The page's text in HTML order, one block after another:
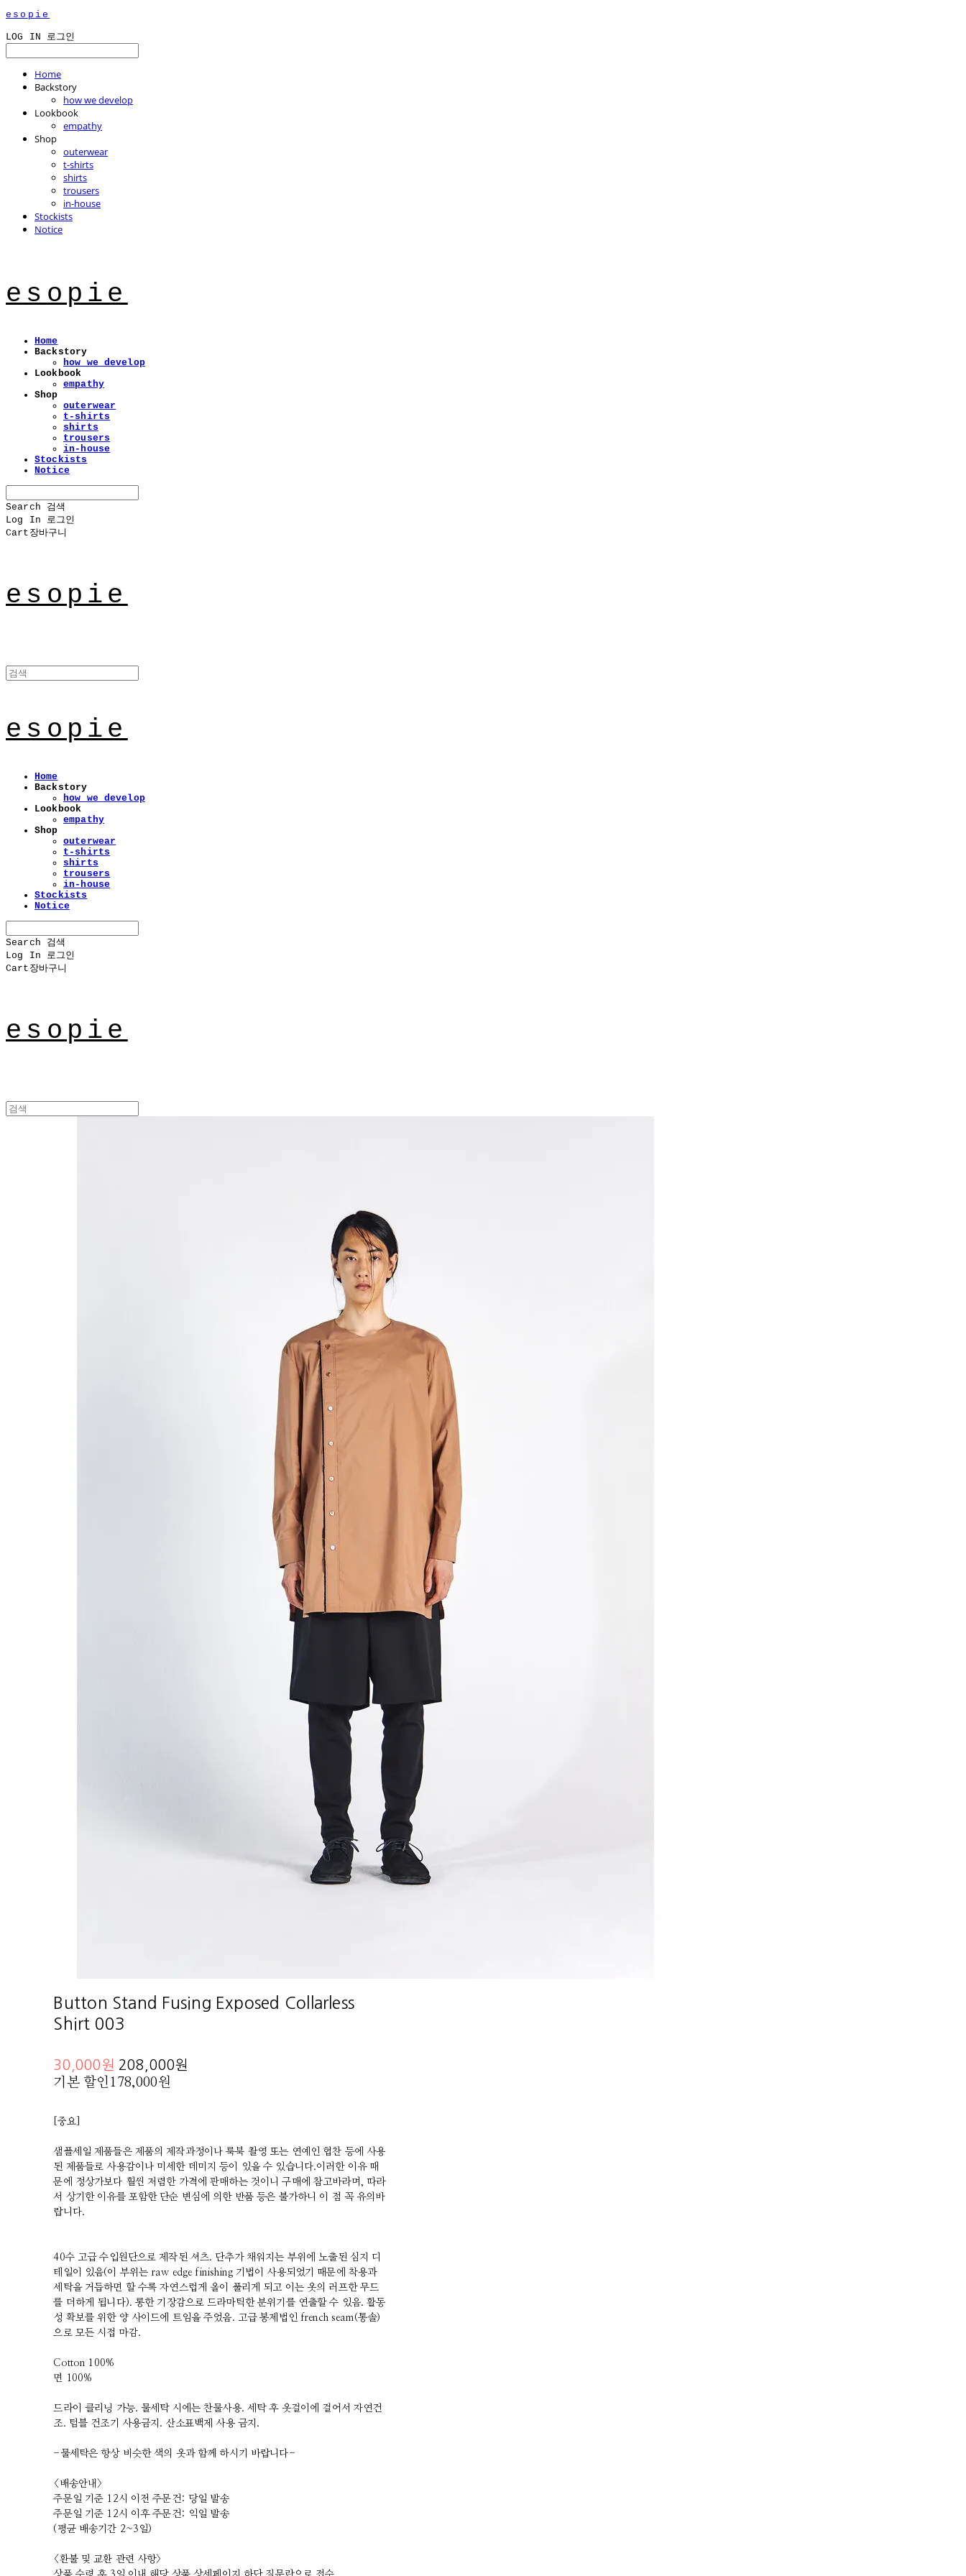
esopie
LOG IN 로그인
Home
Backstory
how we develop
Lookbook
empathy
Shop
outerwear
t-shirts
shirts
trousers
in-house
Stockists
Notice
esopie
Home
Backstory
how we develop
Lookbook
empathy
Shop
outerwear
t-shirts
shirts
trousers
in-house
Stockists
Notice
Search
검색
Log In
로그인
Cart 장바구니
esopie
esopie
Home
Backstory
how we develop
Lookbook
empathy
Shop
outerwear
t-shirts
shirts
trousers
in-house
Stockists
Notice
Search
검색
Log In
로그인
Cart 장바구니
esopie
Button Stand Fusing Exposed Collarless
Shirt 003
30,000원 208,000원
기본 할인 178,000원
[중요]
샘플세일 제품들은 제품의 제작과정이나 룩북 촬영 또는 연예인 협찬 등에 사용
된 제품들로 사용감이나 미세한 데미지 등이 있을 수 있습니다.이러한 이유 때
문에 정상가보다 훨씬 저렴한 가격에 판매하는 것이니 구매에 참고바라며, 따라
서 상기한 이유를 포함한 단순 변심에 의한 반품 등은 불가하니 이 점 꼭 유의바
랍니다.
40수 고급 수입원단으로 제작된 셔츠. 단추가 채워지는 부위에 노출된 심지 디
테일이 있음(이 부위는 raw edge finishing 기법이 사용되었기 때문에 착용과
세탁을 거듭하면 할 수록 자연스럽게 올이 풀리게 되고 이는 옷의 러프한 무드
를 더하게 됩니다). 롱한 기장감으로 드라마틱한 분위기를 연출할 수 있음. 활동
성 확보를 위한 양 사이드에 트임을 주었음. 고급 봉제법인 french seam(통솔)
으로 모든 시접 마감.
Cotton 100%
면 100%
드라이 클리닝 가능. 물세탁 시에는 찬물사용. 세탁 후 옷걸이에 걸어서 자연건
조. 텀블 건조기 사용금지. 산소표백제 사용 금지.
-물세탁은 항상 비슷한 색의 옷과 함께 하시기 바랍니다-
<배송안내>
주문일 기준 12시 이전 주문건: 당일 발송
주문일 기준 12시 이후 주문건: 익일 발송
(평균 배송기간 2~3일)
<환불 및 교환 관련 사항>